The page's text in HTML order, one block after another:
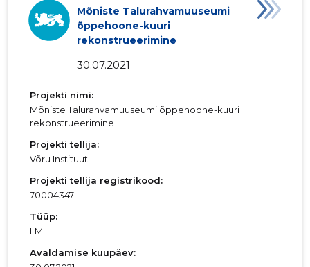
Mõniste Talurahvamuuseumi
õppehoone-kuuri
rekonstrueerimine
30.07.2021
Projekti nimi:
Mõniste Talurahvamuuseumi õppehoone-kuuri
rekonstrueerimine
Projekti tellija:
Võru Instituut
Projekti tellija registrikood:
70004347
Tüüp:
LM
Avaldamise kuupäev: